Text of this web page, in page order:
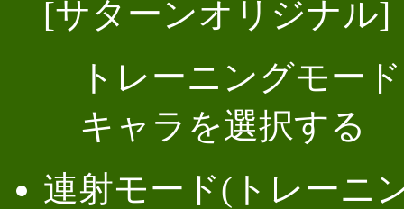
[サターンオリジナル]
トレーニングモー
キャラを選択する
連射モード(トレーニ